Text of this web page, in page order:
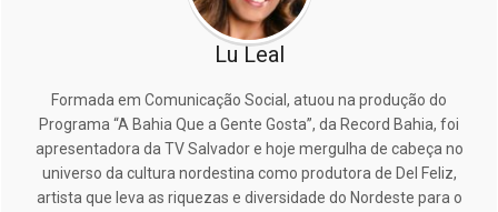
Lu Leal
Formada em Comunicação Social, atuou na produção do
Programa “A Bahia Que a Gente Gosta”, da Record Bahia, foi
apresentadora da TV Salvador e hoje mergulha de cabeça no
universo da cultura nordestina como produtora de Del Feliz,
artista que leva as riquezas e diversidade do Nordeste para o